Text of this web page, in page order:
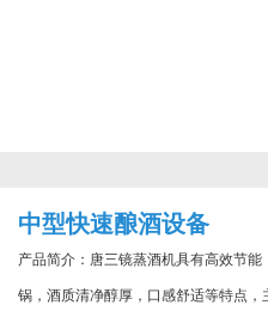
中型快速酿酒设备
产品简介：唐三镜蒸酒机具有高效节
锅，酒质清净醇厚，口感舒适等特点，